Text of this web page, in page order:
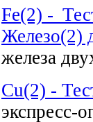
Fe(2) -
Железо(2)
железа
Cu(2) -
экспресс-